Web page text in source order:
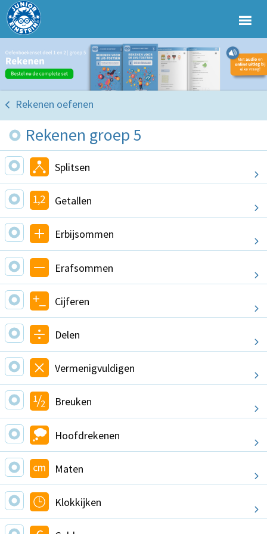
Rekenen oefenen
Rekenen groep 5
Splitsen
Getallen
Erbijsommen
Erafsommen
Cijferen
Delen
Vermenigvuldigen
Breuken
Hoofdrekenen
Maten
Klokkijken